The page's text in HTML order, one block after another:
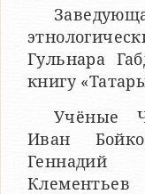
Гульнара
книгу
Учёные
Иван
Геннадий